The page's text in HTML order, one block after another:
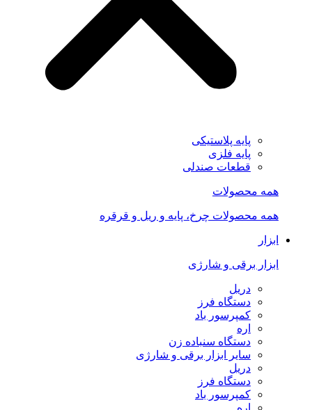
پایه پلاستیکی
پایه فلزی
قطعات صندلی
همه محصولات
همه محصولات چرخ، پایه و ریل و قرقره
ابزار
ابزار برقی و شارژی
دریل
دستگاه فرز
کمپرسور باد
اره
دستگاه سنباده زن
سایر ابزار برقی و شارژی
دریل
دستگاه فرز
کمپرسور باد
اره